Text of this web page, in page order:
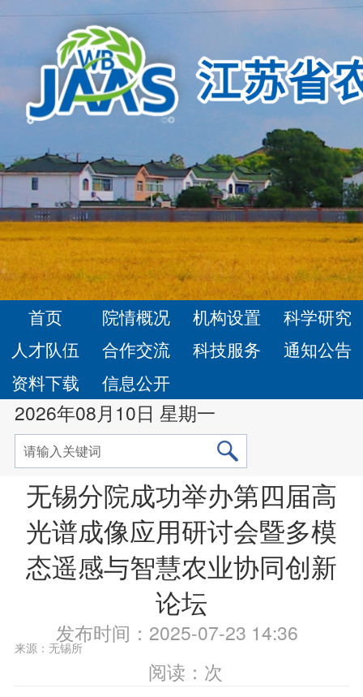
首页 院情概况 机构设置
科学研究
人才队伍
合作交流 科技服务
通知公告
资料下载
信息公开
2026年08月10日 星期一
无锡分院成功举办第四届高
光谱成像应用研讨会暨多模
态遥感与智慧农业协同创新
论坛
发布时间：2025-07-23 14:36
来源：无锡所
阅读： 次